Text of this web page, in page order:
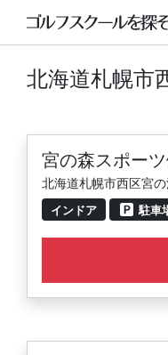
北海道札幌市
宮の森スポー
北海道札幌市西区宮
インドア 駐車